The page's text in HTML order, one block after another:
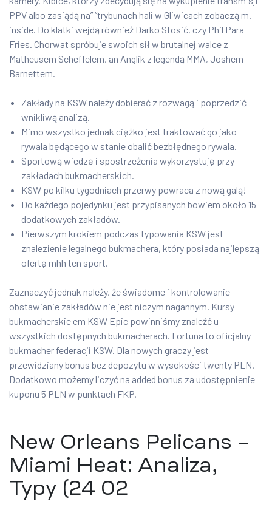
PPV albo zasiądą na” “trybunach hali w Gliwicach zobaczą m.
inside. Do klatki wejdą również Darko Stosić, czy Phil Para
Fries. Chorwat spróbuje swoich sił w brutalnej walce z
Matheusem Scheffelem, an Anglik z legendą MMA, Joshem
Barnettem.
Zakłady na KSW należy dobierać z rozwagą i poprzedzić
wnikliwą analizą.
Mimo wszystko jednak ciężko jest traktować go jako
rywala będącego w stanie obalić bezbłędnego rywala.
Sportową wiedzę i spostrzeżenia wykorzystuję przy
zakładach bukmacherskich.
KSW po kilku tygodniach przerwy powraca z nową galą!
Do każdego pojedynku jest przypisanych bowiem około 15
dodatkowych zakładów.
Pierwszym krokiem podczas typowania KSW jest
znalezienie legalnego bukmachera, który posiada najlepszą
ofertę mhh ten sport.
Zaznaczyć jednak należy, że świadome i kontrolowanie
obstawianie zakładów nie jest niczym nagannym. Kursy
bukmacherskie em KSW Epic powinniśmy znaleźć u
wszystkich dostępnych bukmacherach. Fortuna to oficjalny
bukmacher federacji KSW. Dla nowych graczy jest
przewidziany bonus bez depozytu w wysokości twenty PLN.
Dodatkowo możemy liczyć na added bonus za udostępnienie
kuponu 5 PLN w punktach FKP.
New Orleans Pelicans –
Miami Heat: Analiza,
Typy (24 02